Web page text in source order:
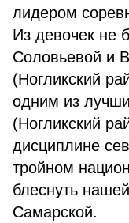
лидером
Из девочек не
Соловьевой и
(Ногликский
одним из
(Ногликский
дисциплине
тройном
блеснуть
Самарской.